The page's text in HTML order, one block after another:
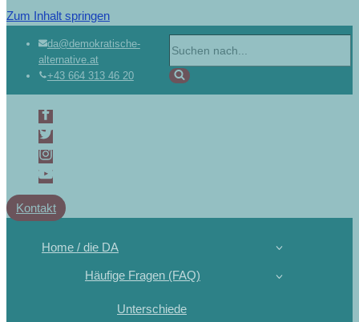
Zum Inhalt springen
da@demokratische-
alternative.at
+43 664 313 46 20
Kontakt
Home / die DA
Häufige Fragen (FAQ)
Unterschiede